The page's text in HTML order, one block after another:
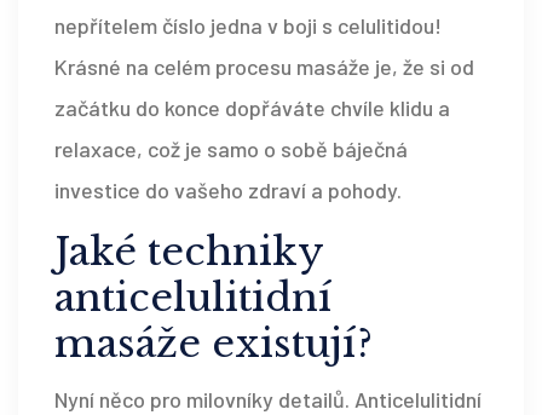
nepřítelem číslo jedna v boji s celulitidou!
Krásné na celém procesu masáže je, že si od
začátku do konce dopřáváte chvíle klidu a
relaxace, což je samo o sobě báječná
investice do vašeho zdraví a pohody.
Jaké techniky
anticelulitidní
masáže existují?
Nyní něco pro milovníky detailů. Anticelulitidní